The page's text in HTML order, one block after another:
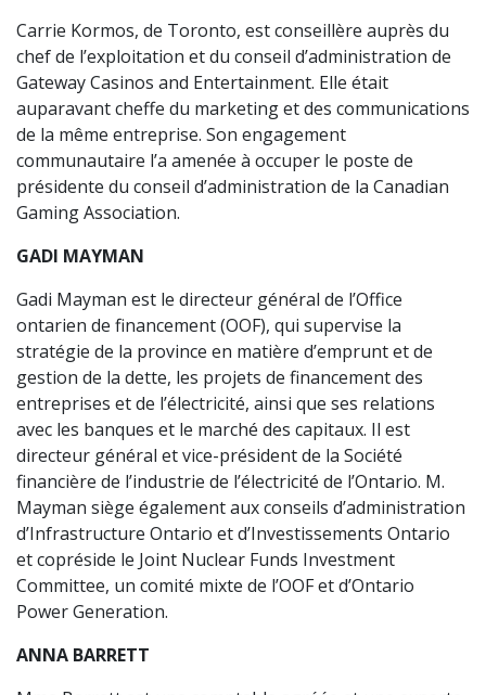
Carrie Kormos, de Toronto, est conseillère auprès du
chef de l’exploitation et du conseil d’administration de
Gateway Casinos and Entertainment. Elle était
auparavant cheffe du marketing et des communications
de la même entreprise. Son engagement
communautaire l’a amenée à occuper le poste de
présidente du conseil d’administration de la Canadian
Gaming Association.
GADI MAYMAN
Gadi Mayman est le directeur général de l’Office
ontarien de financement (OOF), qui supervise la
stratégie de la province en matière d’emprunt et de
gestion de la dette, les projets de financement des
entreprises et de l’électricité, ainsi que ses relations
avec les banques et le marché des capitaux. Il est
directeur général et vice-président de la Société
financière de l’industrie de l’électricité de l’Ontario. M.
Mayman siège également aux conseils d’administration
d’Infrastructure Ontario et d’Investissements Ontario
et copréside le Joint Nuclear Funds Investment
Committee, un comité mixte de l’OOF et d’Ontario
Power Generation.
ANNA BARRETT